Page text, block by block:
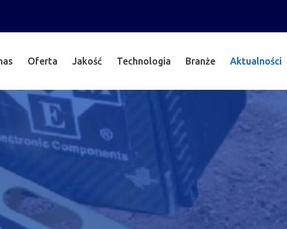
Oferta Jakość Technologia Branże Aktualności